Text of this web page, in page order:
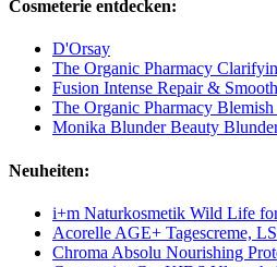
Cosmeterie entdecken:
D'Orsay
The Organic Pharmacy
Fusion Intense Repair &
The Organic Pharmacy Blemish
Monika Blunder Beauty
Neuheiten:
i+m Naturkosmetik Wild Life
Acorelle AGE+ Tagescreme,
Chroma Absolu Nourishing